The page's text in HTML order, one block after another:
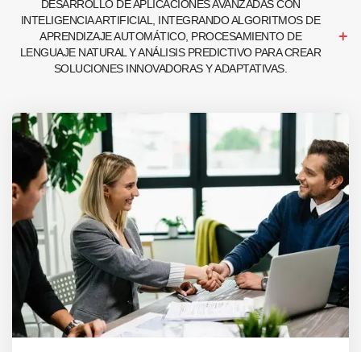
DESARROLLO DE APLICACIONES AVANZADAS CON
INTELIGENCIA ARTIFICIAL, INTEGRANDO ALGORITMOS DE
APRENDIZAJE AUTOMÁTICO, PROCESAMIENTO DE
LENGUAJE NATURAL Y ANÁLISIS PREDICTIVO PARA CREAR
SOLUCIONES INNOVADORAS Y ADAPTATIVAS.